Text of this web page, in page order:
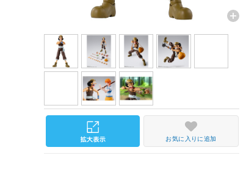
お気に入りに追加